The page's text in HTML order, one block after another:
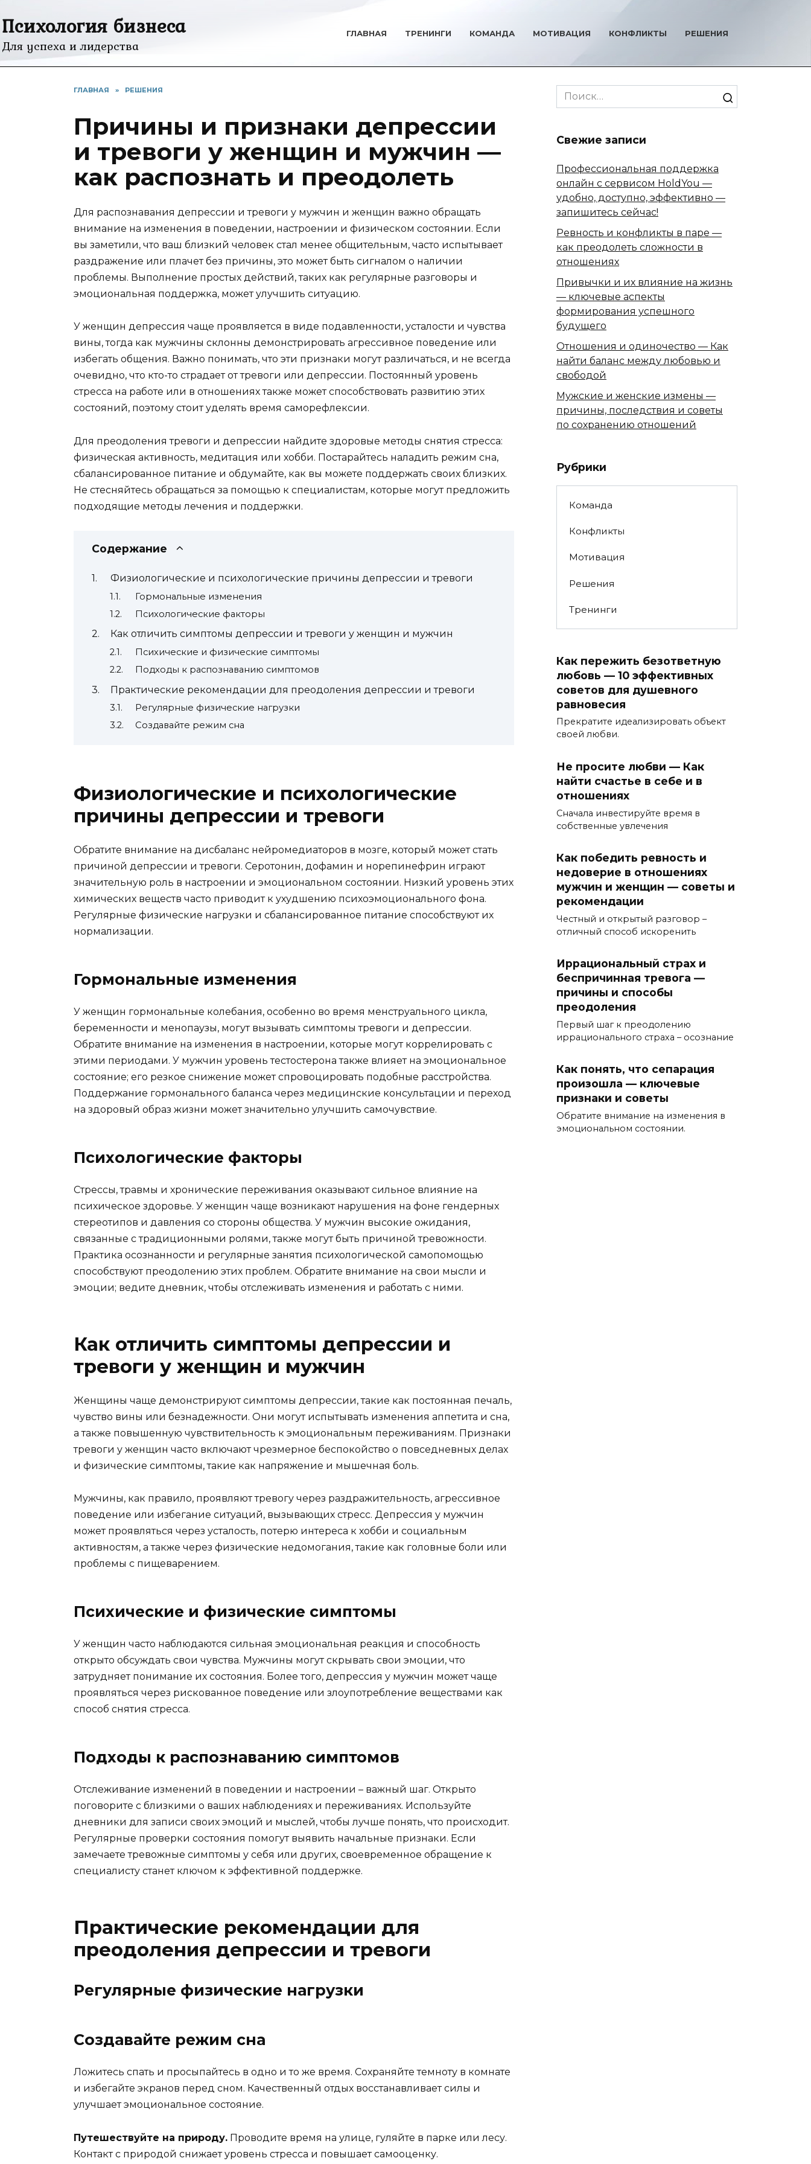
к
содержанию
Психология бизнеса
Для успеха и лидерства
ГЛАВНАЯ ТРЕНИНГИ КОМАНДА МОТИВАЦИЯ КОНФЛИКТЫ РЕШЕНИЯ
ГЛАВНАЯ » РЕШЕНИЯ
Причины и признаки депрессии
и тревоги у женщин и мужчин —
как распознать и преодолеть
Для распознавания депрессии и тревоги у мужчин и женщин важно обращать
внимание на изменения в поведении, настроении и физическом состоянии. Если
вы заметили, что ваш близкий человек стал менее общительным, часто испытывает
раздражение или плачет без причины, это может быть сигналом о наличии
проблемы. Выполнение простых действий, таких как регулярные разговоры и
эмоциональная поддержка, может улучшить ситуацию.
У женщин депрессия чаще проявляется в виде подавленности, усталости и чувства
вины, тогда как мужчины склонны демонстрировать агрессивное поведение или
избегать общения. Важно понимать, что эти признаки могут различаться, и не всегда
очевидно, что кто-то страдает от тревоги или депрессии. Постоянный уровень
стресса на работе или в отношениях также может способствовать развитию этих
состояний, поэтому стоит уделять время саморефлексии.
Для преодоления тревоги и депрессии найдите здоровые методы снятия стресса:
физическая активность, медитация или хобби. Постарайтесь наладить режим сна,
сбалансированное питание и обдумайте, как вы можете поддержать своих близких.
Не стесняйтесь обращаться за помощью к специалистам, которые могут предложить
подходящие методы лечения и поддержки.
Содержание
Физиологические и психологические причины депрессии и тревоги
Гормональные изменения
Психологические факторы
Как отличить симптомы депрессии и тревоги у женщин и мужчин
Психические и физические симптомы
Подходы к распознаванию симптомов
Практические рекомендации для преодоления депрессии и тревоги
Регулярные физические нагрузки
Создавайте режим сна
Физиологические и психологические
причины депрессии и тревоги
Обратите внимание на дисбаланс нейромедиаторов в мозге, который может стать
причиной депрессии и тревоги. Серотонин, дофамин и норепинефрин играют
значительную роль в настроении и эмоциональном состоянии. Низкий уровень этих
химических веществ часто приводит к ухудшению психоэмоционального фона.
Регулярные физические нагрузки и сбалансированное питание способствуют их
нормализации.
Гормональные изменения
У женщин гормональные колебания, особенно во время менструального цикла,
беременности и менопаузы, могут вызывать симптомы тревоги и депрессии.
Обратите внимание на изменения в настроении, которые могут коррелировать с
этими периодами. У мужчин уровень тестостерона также влияет на эмоциональное
состояние; его резкое снижение может спровоцировать подобные расстройства.
Поддержание гормонального баланса через медицинские консультации и переход
на здоровый образ жизни может значительно улучшить самочувствие.
Психологические факторы
Стрессы, травмы и хронические переживания оказывают сильное влияние на
психическое здоровье. У женщин чаще возникают нарушения на фоне гендерных
стереотипов и давления со стороны общества. У мужчин высокие ожидания,
связанные с традиционными ролями, также могут быть причиной тревожности.
Практика осознанности и регулярные занятия психологической самопомощью
способствуют преодолению этих проблем. Обратите внимание на свои мысли и
эмоции; ведите дневник, чтобы отслеживать изменения и работать с ними.
Как отличить симптомы депрессии и
тревоги у женщин и мужчин
Женщины чаще демонстрируют симптомы депрессии, такие как постоянная печаль,
чувство вины или безнадежности. Они могут испытывать изменения аппетита и сна,
а также повышенную чувствительность к эмоциональным переживаниям. Признаки
тревоги у женщин часто включают чрезмерное беспокойство о повседневных делах
и физические симптомы, такие как напряжение и мышечная боль.
Мужчины, как правило, проявляют тревогу через раздражительность, агрессивное
поведение или избегание ситуаций, вызывающих стресс. Депрессия у мужчин
может проявляться через усталость, потерю интереса к хобби и социальным
активностям, а также через физические недомогания, такие как головные боли или
проблемы с пищеварением.
Психические и физические симптомы
У женщин часто наблюдаются сильная эмоциональная реакция и способность
открыто обсуждать свои чувства. Мужчины могут скрывать свои эмоции, что
затрудняет понимание их состояния. Более того, депрессия у мужчин может чаще
проявляться через рискованное поведение или злоупотребление веществами как
способ снятия стресса.
Подходы к распознаванию симптомов
Отслеживание изменений в поведении и настроении – важный шаг. Открыто
поговорите с близкими о ваших наблюдениях и переживаниях. Используйте
дневники для записи своих эмоций и мыслей, чтобы лучше понять, что происходит.
Регулярные проверки состояния помогут выявить начальные признаки. Если
замечаете тревожные симптомы у себя или других, своевременное обращение к
специалисту станет ключом к эффективной поддержке.
Практические рекомендации для
преодоления депрессии и тревоги
Регулярные физические нагрузки
Создавайте режим сна
Ложитесь спать и просыпайтесь в одно и то же время. Сохраняйте темноту в комнате
и избегайте экранов перед сном. Качественный отдых восстанавливает силы и
улучшает эмоциональное состояние.
Путешествуйте на природу. Проводите время на улице, гуляйте в парке или лесу.
Контакт с природой снижает уровень стресса и повышает самооценку.
Search
for:
Свежие записи
Профессиональная поддержка
онлайн с сервисом HoldYou —
удобно, доступно, эффективно —
запишитесь сейчас!
Ревность и конфликты в паре —
как преодолеть сложности в
отношениях
Привычки и их влияние на жизнь
— ключевые аспекты
формирования успешного
будущего
Отношения и одиночество — Как
найти баланс между любовью и
свободой
Мужские и женские измены —
причины, последствия и советы
по сохранению отношений
Рубрики
Команда
Конфликты
Мотивация
Решения
Тренинги
Как пережить безответную
любовь — 10 эффективных
советов для душевного
равновесия
Прекратите идеализировать объект
своей любви.
Не просите любви — Как
найти счастье в себе и в
отношениях
Сначала инвестируйте время в
собственные увлечения
Как победить ревность и
недоверие в отношениях
мужчин и женщин — советы и
рекомендации
Честный и открытый разговор –
отличный способ искоренить
Иррациональный страх и
беспричинная тревога —
причины и способы
преодоления
Первый шаг к преодолению
иррационального страха – осознание
Как понять, что сепарация
произошла — ключевые
признаки и советы
Обратите внимание на изменения в
эмоциональном состоянии.